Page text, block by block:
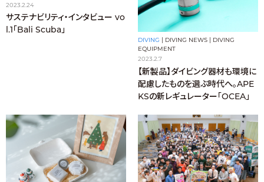
2023.2.24
サステナビリティ・インタビュー vo
l.1「Bali Scuba」
DIVING DIVING NEWS
DIVING
EQUIPMENT
2023.2.7
【新製品】ダイビング器材も環境に
配慮したものを選ぶ時代へ。APE
KSの新レギュレーター「OCEA」